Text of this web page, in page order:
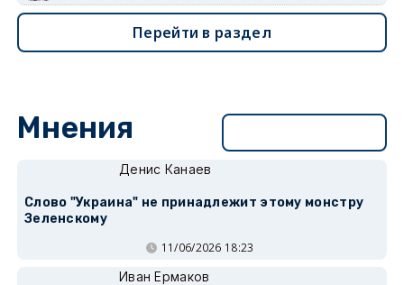
Перейти в раздел
Мнения
Денис Канаев
Слово "Украина" не принадлежит этому монстру
Зеленскому
11/06/2026 18:23
Иван Ермаков